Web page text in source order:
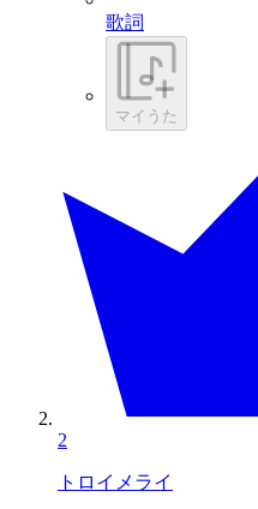
歌詞
マイうた
2
トロイメライ